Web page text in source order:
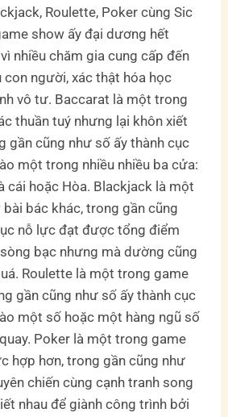
Roulette, Poker cùng Sic
show ấy đại dương hết
nhiều chăm gia cung cấp đến
người, xác thật hóa học
vô tư. Baccarat là một trong
thuần tuý nhưng lại khôn xiết
gần cũng như số ấy thành cục
một trong nhiều nhiều ba cửa:
cái hoặc Hòa. Blackjack là một
bác khác, trong gần cũng
nỗ lực đạt được tổng điểm
bạc nhưng mà dường cũng
Roulette là một trong game
gần cũng như số ấy thành cục
một số hoặc một hàng ngũ số
Poker là một trong game
hợp hơn, trong gần cũng như
chiến cùng cạnh tranh song
nhau để giành công trình bởi